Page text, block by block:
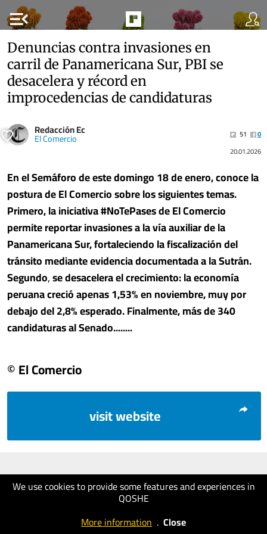
menu_open
We use cookies to provide some features and experiences in
QOSHE
More information . Close
Denuncias contra invasiones en
carril de Panamericana Sur, PBI se
desacelera y récord en
improcedencias de candidaturas
Redacción Ec
El Comercio 51
0
20.01.2026
En el Semáforo de este domingo 18 de enero, conoce la
postura de El Comercio sobre los siguientes temas.
Primero,la iniciativa #NoTePases de El Comercio
permite reportar invasiones a la vía auxiliar de la
Panamericana Sur, fortaleciendo la fiscalización del
tránsito mediante evidencia documentada a la Sutrán.
Segundo,se desacelera el crecimiento: la economía
peruana creció apenas 1,53% en noviembre, muy por
debajo del 2,8% esperado. Finalmente,más de 340
candidaturas al Senado........
© El Comercio
visit website